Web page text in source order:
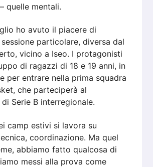
quelle mentali.
ho avuto il piacere di
particolare, diversa dal
vicino a Iseo. I protagonisti
di ragazzi di 18 e 19 anni, in
per entrare nella prima squadra
che parteciperà al
Serie B interregionale.
camp estivi si lavora su
coordinazione. Ma quel
abbiamo fatto qualcosa di
messi alla prova come